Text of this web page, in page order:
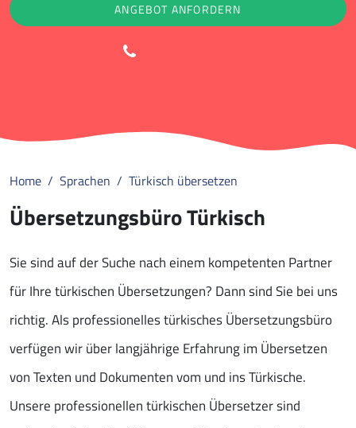
ANGEBOT ANFORDERN
Home Sprachen Türkisch übersetzen
Übersetzungsbüro Türkisch
Sie sind auf der Suche nach einem kompetenten Partner
für Ihre türkischen Übersetzungen? Dann sind Sie bei uns
richtig. Als professionelles türkisches Übersetzungsbüro
verfügen wir über langjährige Erfahrung im Übersetzen
von Texten und Dokumenten vom und ins Türkische.
Unsere professionellen türkischen Übersetzer sind